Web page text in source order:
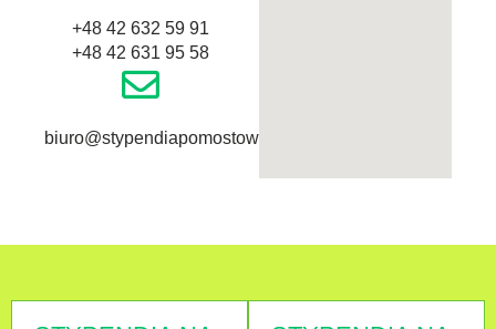
+48 42 632 59 91
+48 42 631 95 58
biuro@stypendiapomostowe.pl